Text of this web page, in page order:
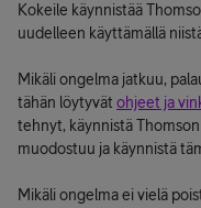
Kokeile käynnistää
uudelleen käyttämällä
Mikäli ongelma jatkuu,
tähän löytyvät ohjeet ja
tehnyt, käynnistä
muodostuu ja käynnistä
Mikäli ongelma ei vielä